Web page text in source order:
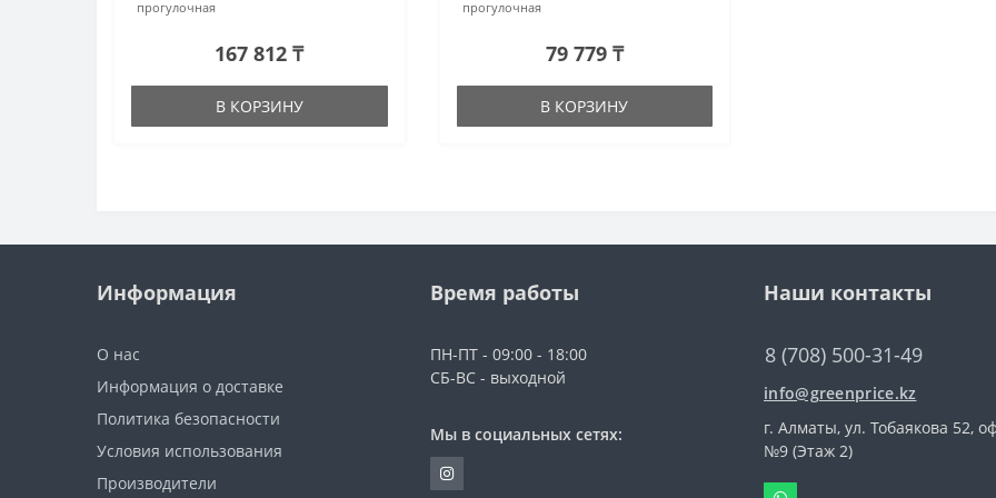
прогулочная
167 812 ₸
В КОРЗИНУ
прогулочная
79 779 ₸
В КОРЗИНУ
Информация
О нас
Информация о доставке
Политика безопасности
Условия использования
Производители
Время работы
ПН-ПТ - 09:00 - 18:00
СБ-ВС - выходной
Мы в социальных сетях:
Наши контакты
8 (708) 500-31-49
info@greenprice.kz
г. Алматы, ул. Тобаякова 52,
№9 (Этаж 2)